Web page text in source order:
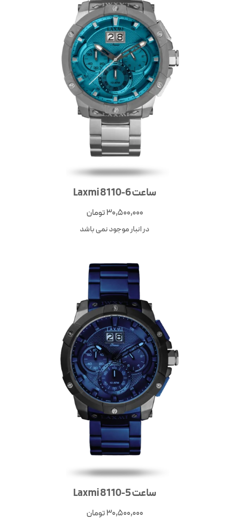
ساعت 6-8110 Laxmi
30,500,000تومان
در انبار موجود نمی باشد
ساعت 5-8110 Laxmi
30,500,000تومان